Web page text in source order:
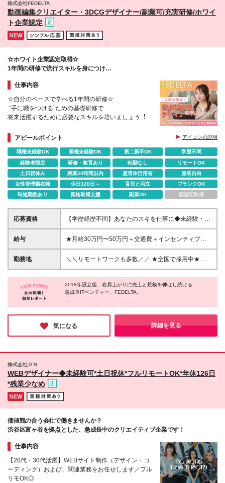
約なども丁寧にサポートします︕ ※試用期間中でも福
いたします。 ＼経験者の⽅はさらに優遇します︕／
★⽉給38万円〜＋交通費＋インセンティブ賞与★
代、⼀律⽉25,580円を含む。超過分は⽀給） ※経験
者枠︓実務経験2年以上 少数募集 ※経験・スキルを考
展開を進めつつ「北海道」にも進出予定︕ これから
は全国への展開も予定する急成⻑企業なんです◎
そんな⽅でも活躍できます︕ (変更の範囲)上記を除く
す。
株式会社FEDELTA
動画編集クリエイター・3DCGデザイナー/副業可/充実研修/ホワイ
ト企業認定
☆ホワイト企業認定取得☆
1年間の研修で流⾏スキルを⾝につけ
仕事内容
☆⾃分のペースで学べる1年間の研修☆
”⼿に職をつける”ための基礎研修で
将来活躍するために必要なスキルを培いましょう︕
アピールポイント アイコンの説明
職種未経験OK 業種未経験OK 第二新卒OK
学歴不問
経験者限定
研修・教育あり 転勤なし
リモートOK
土日祝休み
残業20時間以内 産育休活用有
服装自由
女性管理職在籍
休日120日～ 育児と両立
ブランクOK
時短勤務あり
資格取得支援 副業OK 国認定取得
応募資格
【学歴経歴不問】あなたのスキを仕事に◆未経験・第
二新卒歓迎 ◆物件サポート制度で初めての上京も応
援♪20代活躍中！ 80％以上が未経験！ 制作の経験は
験歓迎 ★第二新卒歓迎 ★異業種からの入社メンバー
95％以上 ★学歴・経験不問 ★主夫・主婦も活躍中 ★
ど ※基礎的PCスキルがある方は尚歓迎 「新しいこと
に挑戦したい」 「動画クリエイター・デザイナーと
して基礎から学びたい」 「ゆくゆくはマーケターを
を そのまま当社にぶつけてください！ 万全の体制で
お待ちしております♪
給与
★⽉給30万円〜50万円＋交通費＋インセンティブ賞
与★ （20時間の固定残業代、⼀律⽉54,750円を含
む） ※経験・スキルを考慮の上、決定 ※昇給︓随時あ
県の⽅】 ⽉給24万円〜50万円＋役職⼿当＋インセン
ティブ賞与 （固定残業代含む︓20時間分30,900円）
【関⻄、東海の⽅】 ⽉給22万円〜50万円＋役職⼿当
北海道、その他地域の⽅】 ⽉給20万円〜50万円＋役
職⼿当＋インセンティブ賞与 （固定残業代含む︓20
約なども丁寧にサポートします︕ ※試用期間中でも福
代、⼀律⽉25,580円を含む。超過分は⽀給） ※経験
者枠︓実務経験2年以上 少数募集 ※経験・スキルを考
勤務地
＼＼リモートワークも多数／／ ★全国で採⽤中★
【転勤なし／希望を考慮】 ⼀都三県、群⾺、関⻄、
九州、東海、東北 就業時は上記エリアにて会社が指
定する プロジェクト先での勤務となります。 ＼北海
道エリアも近々進出予定︕／ ★リモートワーク実施
★Ｕ＆Ｉターン歓迎 ★引越しや上京される⽅へ引越
しサポートもあり︕ ┗オンラインで簡単に新居を内
展開を進めつつ「北海道」にも進出予定︕ これから
は全国への展開も予定する急成⻑企業なんです◎
2018年設立後、右肩上がりに売上と規模を伸ばし続ける
急成長ITベンチャー、FEDELTA。
同社の魅力は、圧倒的な成長と手厚い待遇を兼ね備えているとこ
ろ。
給与を貰いながら、Web知識や動画編集スキルをゼロから学べる
研修をはじめ、
『人』にフォーカスしているからこそ、ワークライフバランスも
す。
気になる 詳細を見る
株式会社ＯＮ
WEBデザイナー◆未経験可*土日祝休*フルリモートOK*年休126日
*残業少なめ
価値観の合う会社で働きませんか？
渋谷区富ヶ谷を拠点とした、急成長中のクリエイティブ企業です！
仕事内容
【20代・30代活躍】WEBサイト制作（デザイン・コ
ーディング）および、関連業務をお任せします／フル
リモOK◎